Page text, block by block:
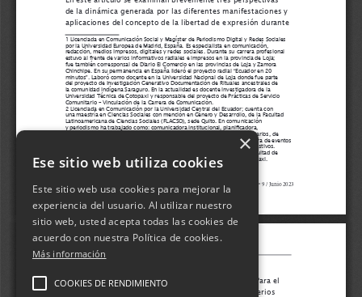
×
Ese sitio web utiliza cookies
Este sitio web usa cookies para mejorar la
experiencia del usuario. Al utilizar nuestro
sitio web, usted acepta todas las cookies de
acuerdo con nuestra Política de cookies.
Más información
COOKIES DE RENDIMIENTO